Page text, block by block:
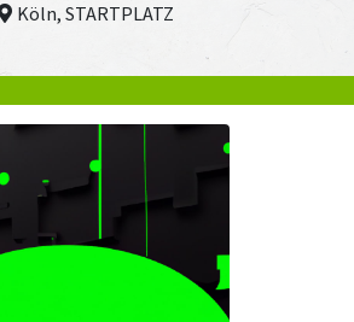
Köln, STARTPLATZ